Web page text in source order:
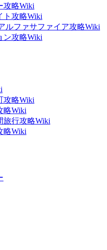
攻略Wiki
ト攻略Wiki
ルファサファイア攻略Wiki
ン攻略Wiki
攻略Wiki
略Wiki
旅行攻略Wiki
略Wiki